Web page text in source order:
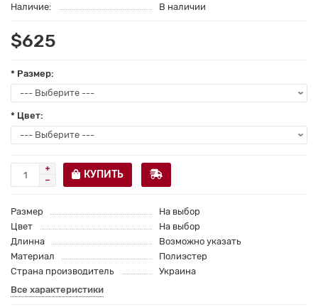
Наличие:
В наличии
$625
* Размер:
* Цвет:
КУПИТЬ
Размер
На выбор
Цвет
На выбор
Длинна
Возможно указать
Материал
Полиэстер
Страна производитель
Украина
Все характеристики